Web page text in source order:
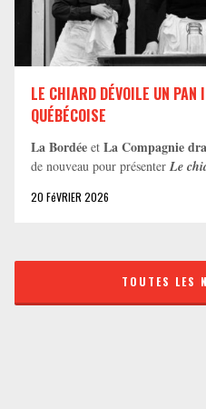
LE CHIARD DÉVOILE UN PAN
QUÉBÉCOISE
La Bordée et La Compagnie
de nouveau pour présenter Le
20 FéVRIER 2026
TOUTES LES